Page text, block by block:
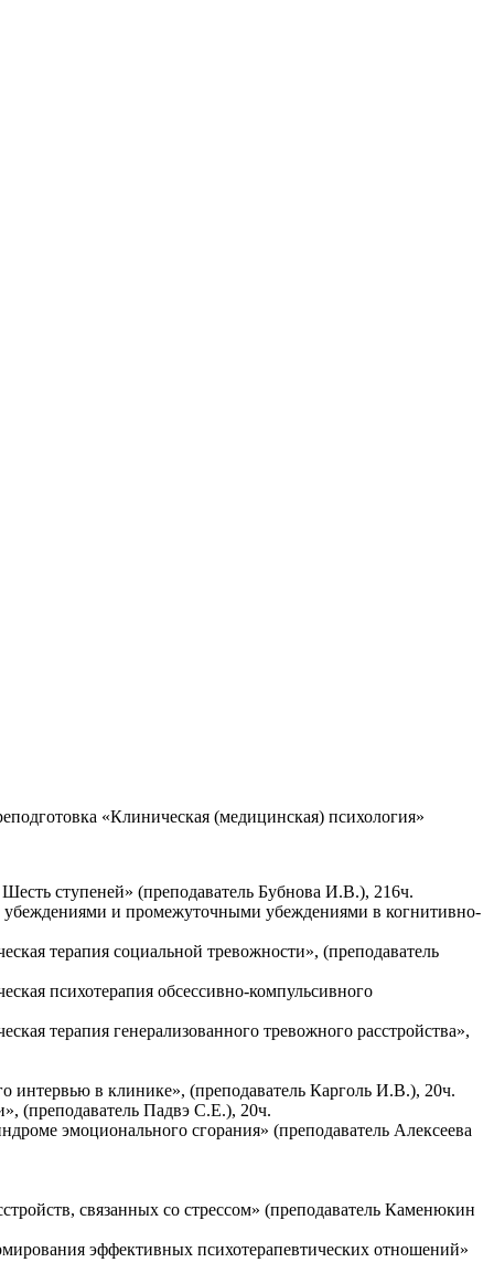
«Клиническая (медицинская) психология»
ступеней» (преподаватель Бубнова И.В.), 216ч.
убеждениями и промежуточными убеждениями в когнитивно-
терапия социальной тревожности», (преподаватель
психотерапия обсессивно-компульсивного
терапия генерализованного тревожного расстройства»,
интервью в клинике», (преподаватель Карголь И.В.), 20ч.
(преподаватель Падвэ С.Е.), 20ч.
эмоционального сгорания» (преподаватель Алексеева
связанных со стрессом» (преподаватель Каменюкин
эффективных психотерапевтических отношений»